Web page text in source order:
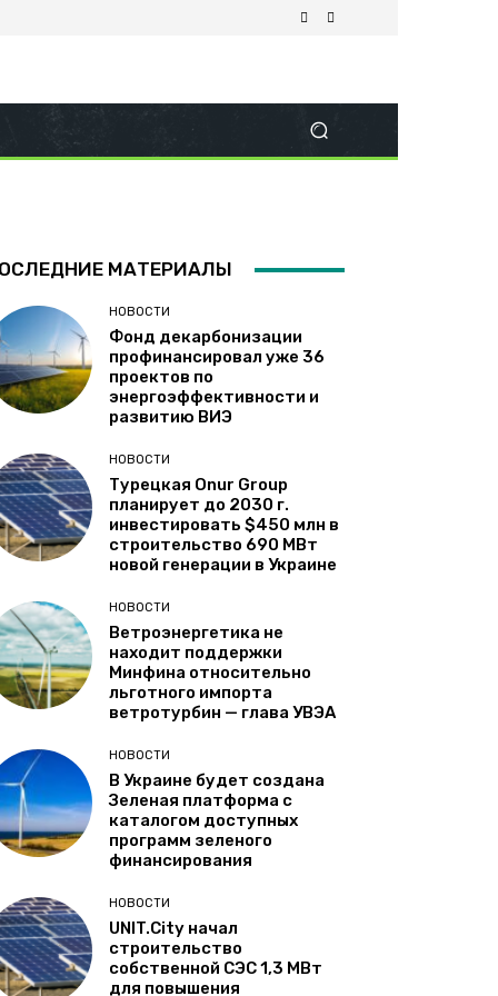
МАТЕРИАЛЫ
НОВОСТИ
Фонд декарбонизации
профинансировал уже 36
проектов по
энергоэффективности и
развитию ВИЭ
НОВОСТИ
Турецкая Onur Group
планирует до 2030 г.
инвестировать $450 млн в
строительство 690 МВт
новой генерации в Украине
НОВОСТИ
Ветроэнергетика не
находит поддержки
Минфина относительно
льготного импорта
ветротурбин — глава УВЭА
НОВОСТИ
В Украине будет создана
Зеленая платформа с
каталогом доступных
программ зеленого
финансирования
НОВОСТИ
UNIT.City начал
строительство
собственной СЭС 1,3 МВт
для повышения